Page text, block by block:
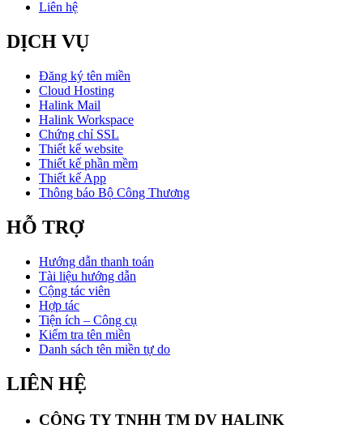
Liên hệ
DỊCH VỤ
Đăng ký tên miền
Cloud Hosting
Halink Mail
Halink Workspace
Chứng chỉ SSL
Thiết kế website
Thiết kế phần mềm
Thiết kế App
Thông báo Bộ Công Thương
HỖ TRỢ
Hướng dẫn thanh toán
Tài liệu hướng dẫn
Cộng tác viên
Hợp tác
Tiện ích – Công cụ
Kiểm tra tên miền
Danh sách tên miền tự do
LIÊN HỆ
CÔNG TY TNHH TM DV HALINK